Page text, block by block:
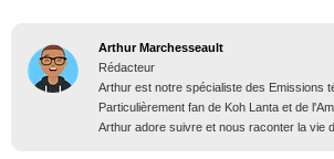
Arthur Marchesseault
Rédacteur
Arthur est notre spécialiste des Emissions
Particulièrement fan de Koh Lanta et de
Arthur adore suivre et nous raconter la vie